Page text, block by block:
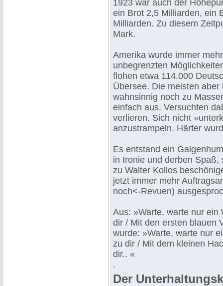
1923 war auch der
ein Brot 2,5 Milliarden, ein
Milliarden. Zu diesem
Mark.
Amerika wurde immer
unbegrenzten
flohen etwa 114.000
Übersee. Die meisten
wahnsinnig noch zu
einfach aus. Versuchten
verlieren. Sich nicht
anzustrampeln. Härter
Es entstand ein
in Ironie und derben
zu Walter Kollos
jetzt immer mehr
noch<-Revuen)
Aus: »Warte, warte nur ein
dir / Mit den ersten blauen
wurde: »Warte, warte nur
zu dir / Mit dem kleinen
dir.. «
.
Der